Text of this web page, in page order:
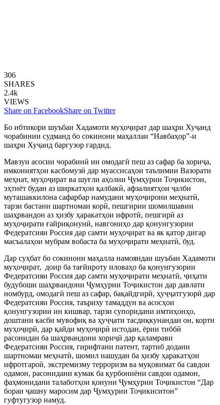
306
SHARES
2.4k
VIEWS
Share on FacebookShare on Twitter
Бо ибтикори шуъбаи Хадамоти муҳоҷират дар шаҳри Хуҷанд
чорабинии судманд бо сокинони маҳаллаи “Навбаҳор”-и
шаҳри Хуҷанд баргузор гардид.
Мавзуи асосии чорабинӣ ин омодагӣ пеш аз сафар ба хориҷа,
имкониятҳои касбомузӣ дар муассисаҳои таълимии Вазорати
меҳнат, муҳоҷират ва шуғли аҳолии Ҷумҳурии Тоҷикистон,
эҳтиёт будан аз ширкатҳои қалбакӣ, афзалиятҳои ҷалби
муташаккилона сафарбар намудани муҳоҷирони меҳнатӣ,
тарзи бастани шартномаи корӣ, пешгирии шомилшавии
шаҳрвандон аз ҳизбу ҳаракатҳои ифротӣ, пешгирӣ аз
муҳоҷирати ғайриқонунӣ, навгониҳо дар қонунгузории
Федератсияи Россия дар самти муҳоҷират ва як қатор дигар
масъалаҳои мубрам вобаста ба муҳоҷирати меҳнатӣ, буд.
Дар суҳбат бо сокинони маҳалла намояндаи шуъбаи Хадамоти
муҳоҷират, доир ба тағйироту иловаҳо ба қонунгузории
Федератсияи Россия дар самти муҳоҷирати меҳнатӣ, ҷиҳати
будубоши шаҳрвандони Ҷумҳурии Тоҷикистон дар давлати
номбурд, омодагӣ пеш аз сафар, бақайдгирӣ, ҳуҷҷатгузорӣ дар
Федератсияи Россия, таъриху тамаддун ва асосҳои
қонунгузории ин кишвар, тарзи супоридани имтиҳонҳо,
доштани касби мувофиқ ва ҳуҷҷати тасдиқкунандаи он, корти
муҳоҷирӣ, дар қайди муҳоҷирӣ истодан, ёрии тиббӣ
расонидан ба шаҳрвандони хориҷӣ дар қаламрави
Федератсияи Россия, гирифтани патент, тартиб додани
шартномаи меҳнатӣ, шомил нашудан ба ҳизбу ҳаракатҳои
ифротгароӣ, экстремизму терроризм ва муқовимат ба савдои
одамон, расонидани кумак ба қурбониёни савдои одамон,
фаҳмонидани талаботҳои қонуни Ҷумҳурии Тоҷикистон “Дар
бораи ҷашну маросим дар Ҷумҳурии Тоҷикиситон”
гуфтугузор намуд.